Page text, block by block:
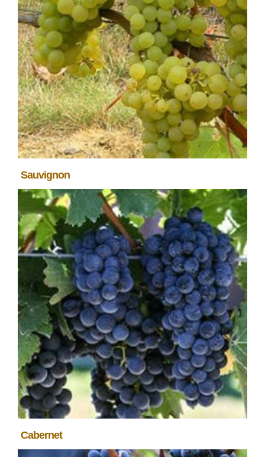
Sauvignon
Cabernet